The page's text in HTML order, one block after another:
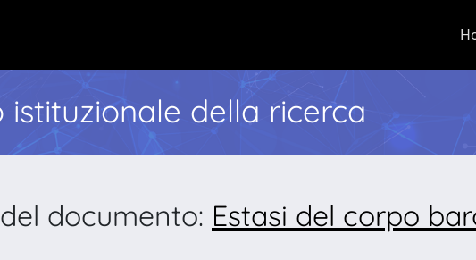
istituzionale della ricerca
documento: Estasi del corpo